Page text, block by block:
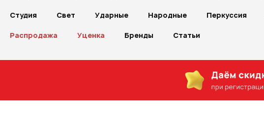
Студия Свет Ударные Народные Перкуссия
Распродажа Уценка Бренды Статьи